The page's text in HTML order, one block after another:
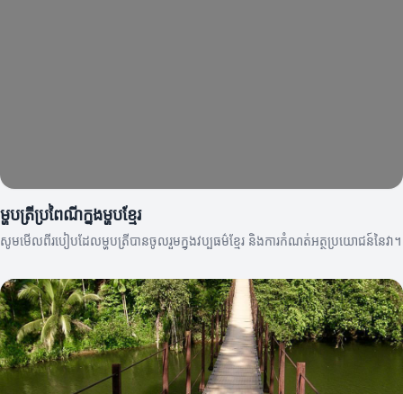
ម្ហូបត្រីប្រពៃណីក្នុងម្ហូបខ្មែរ
សូមមើលពីរបៀបដែលម្ហូបត្រីបានចូលរួមក្នុងវប្បធម៌ខ្មែរ និងការកំណត់អត្ថប្រយោជន៍នៃវា។